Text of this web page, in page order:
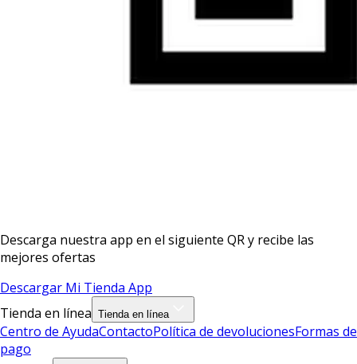
Descarga nuestra app en el siguiente QR y recibe las
mejores ofertas
Descargar Mi Tienda App
Tienda en línea Tienda en línea
Centro de AyudaContactoPolítica de devolucionesFormas de
pago